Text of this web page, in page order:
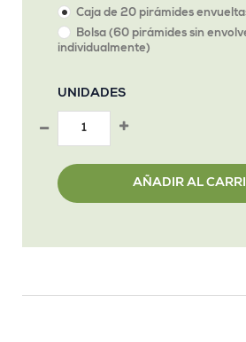
Caja de 20 pirámides
Bolsa (60 pirámides sin
individualmente)
UNIDADES
AÑADIR AL